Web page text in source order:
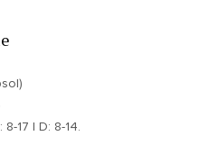
8-17 | D: 8-14.